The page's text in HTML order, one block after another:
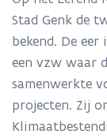
vzw
tweede
winnaar
van
Wisselboom
Stad Genk de
bekend. De
een vzw waar
samenwerkte
projecten. Zij